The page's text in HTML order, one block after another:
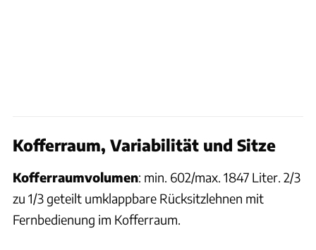
Kofferraum, Variabilität und Sitze
Kofferraumvolumen: min. 602/max. 1847 Liter. 2/3
zu 1/3 geteilt umklappbare Rücksitzlehnen mit
Fernbedienung im Kofferraum.